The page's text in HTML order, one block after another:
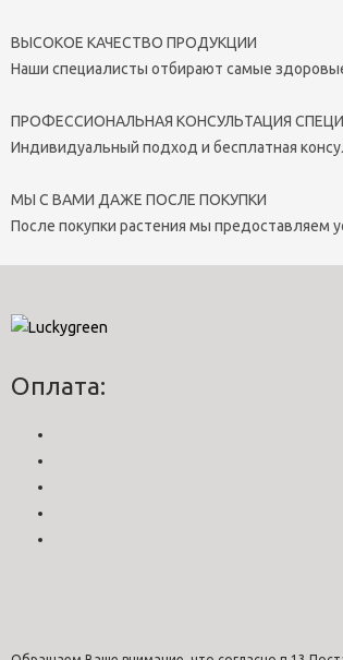
ВЫСОКОЕ КАЧЕСТВО ПРОДУКЦИИ
Наши специалисты отбирают самые
ПРОФЕССИОНАЛЬНАЯ КОНСУЛЬТАЦИЯ
Индивидуальный подход и бесплатная
МЫ С ВАМИ ДАЖЕ ПОСЛЕ ПОКУПКИ
После покупки растения мы предоставляем
Оплата: